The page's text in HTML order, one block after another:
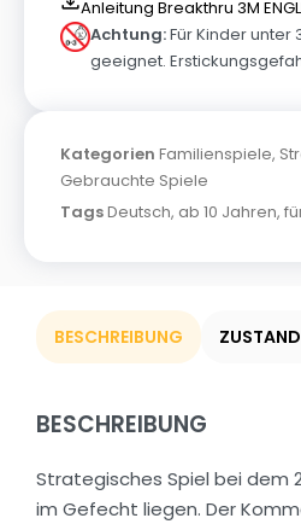
Anleitung Breakthru 3M
Achtung:Für Kinder unter
geeignet.
Kategorien Familienspiele,
Gebrauchte Spiele
TagsDeutsch, ab 10 Jahren,
BESCHREIBUNG
BESCHREIBUNG
Strategisches Spiel bei dem
im Gefecht liegen. Der